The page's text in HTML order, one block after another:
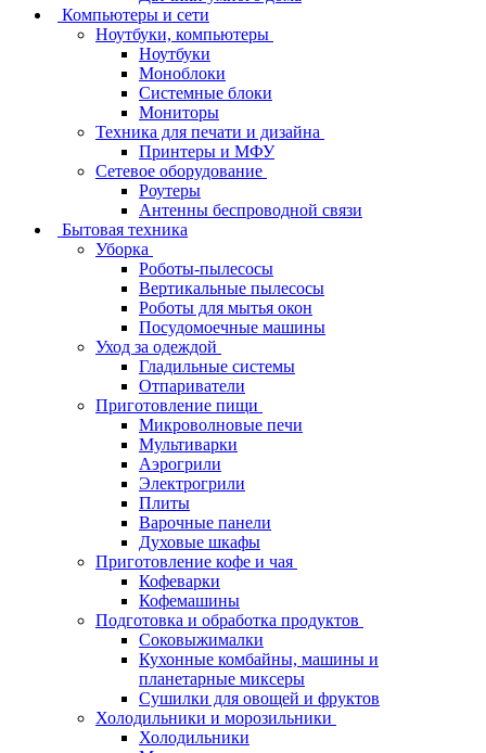
Компьютеры и сети
Ноутбуки, компьютеры
Ноутбуки
Моноблоки
Системные блоки
Мониторы
Техника для печати и дизайна
Принтеры и МФУ
Сетевое оборудование
Роутеры
Антенны беспроводной связи
Бытовая техника
Уборка
Роботы-пылесосы
Вертикальные пылесосы
Роботы для мытья окон
Посудомоечные машины
Уход за одеждой
Гладильные системы
Отпариватели
Приготовление пищи
Микроволновые печи
Мультиварки
Аэрогрили
Электрогрили
Плиты
Варочные панели
Духовые шкафы
Приготовление кофе и чая
Кофеварки
Кофемашины
Подготовка и обработка продуктов
Соковыжималки
Кухонные комбайны, машины и
планетарные миксеры
Сушилки для овощей и фруктов
Холодильники и морозильники
Холодильники